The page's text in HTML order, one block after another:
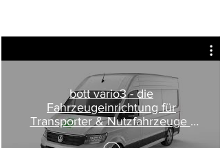
bott vario3 - die
Fahrzeugeinrichtung für
Transporter & Nutzfahrzeuge |
Ladungssicherung